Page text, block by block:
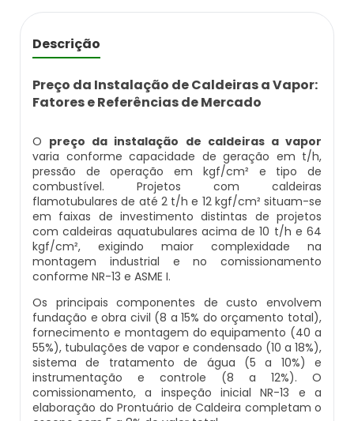
Caldeira Flamotubular Vertical
Caldeira Fogotubular
Caldeira Fogotubular Vertical
Caldeira Horizontal
Caldeira Industrial
Caldeira Industrial A Gás
Caldeira Industrial A Lenha
Caldeira Industrial Preço
Caldeira Vertical
Inspeção Caldeiras Vasos De Pressão
Inspeção De Caldeiras
Inspeção De Caldeiras E Vasos De Pressão
Inspeção De Caldeiras Flamotubulares
Inspeção De Caldeiras Preço
Inspeção De Integridade De Caldeiras
Inspeção De Integridade Em Caldeiras
Inspeção De Segurança Caldeira
Empresa Que Fazem Montagem De Caldeiras
Empresas De Caldeiraria
Empresas De Montagem De Caldeiras
Manutenção De Caldeiras
Manutenção De Caldeiras A Gásoleo
Manutenção De Caldeiras A Lenha
Manutenção De Caldeiras A Vapor
Manutenção De Caldeiras E Aquecedores
Manutenção De Caldeiras Em Sp
Caldeira A Vapor Para Cozinha Industrial
Caldeira A Vapor Para Sauna
Caldeira A Vapor Preço
Caldeira A Vapor Vertical
Caldeira De Vapor
Caldeira De Vapor A Gás
Caldeira De Vapor A Venda
Caldeira De Vapor Eletrica
Caldeira Em Vapor
Caldeira A Gás Preço
Caldeira A Gás Roca
Caldeira A Gás Vulcano
Caldeira De Aquecimento A Gás
Caldeira De Aquecimento Central A Gás
Caldeira Mural A Gás
Caldeira Mural A Gás Preço
Caldeira Mural A Gás Roca
Comprar Caldeira A Gás
Descrição
Preço da Instalação de Caldeiras a Vapor:
Fatores e Referências de Mercado
O preço da instalação de caldeiras a vapor
varia conforme capacidade de geração em t/h,
pressão de operação em kgf/cm² e tipo de
combustível. Projetos com caldeiras
flamotubulares de até 2 t/h e 12 kgf/cm² situam-se
em faixas de investimento distintas de projetos
com caldeiras aquatubulares acima de 10 t/h e 64
kgf/cm², exigindo maior complexidade na
montagem industrial e no comissionamento
conforme NR-13 e ASME I.
Os principais componentes de custo envolvem
fundação e obra civil (8 a 15% do orçamento total),
fornecimento e montagem do equipamento (40 a
55%), tubulações de vapor e condensado (10 a 18%),
sistema de tratamento de água (5 a 10%) e
instrumentação e controle (8 a 12%). O
comissionamento, a inspeção inicial NR-13 e a
elaboração do Prontuário de Caldeira completam o